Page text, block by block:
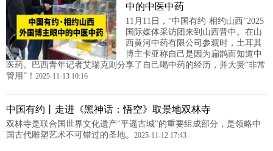
中的中医中药
11月11日，“中国有约·相约山西”2025
国际媒体采访团来到山西晋中。在山
西黄河中药有限公司参观时，土耳其
博主卡亚称自己是因为扁鹊而知道中
医药。巴西青年记者艾瑞克则分享了自己喝中药的经历，并大赞“非常
管用”！ 2025-11-13 10:16
中国有约丨走进《黑神话：悟空》取景地双林寺
双林寺是联合国世界文化遗产"平遥古城"的重要组成部分，是领略中
国古代雕塑艺术不可错过的圣地。 2025-11-12 17:43